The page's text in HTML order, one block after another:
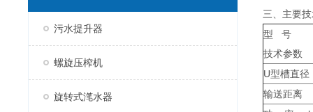
污水提升器
螺旋压榨机
旋转式滗水器
三、主要
型 号
技术参数
U型槽直
输送距